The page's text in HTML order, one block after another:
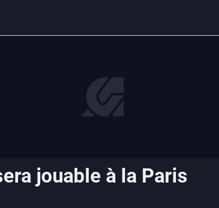
jouable à la Paris